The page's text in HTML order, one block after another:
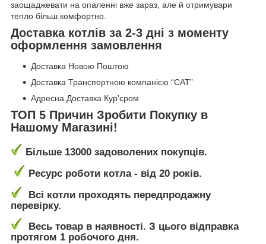
заощаджевати на опаленні вже зараз, але й отримувари
тепло більш комфортно.
Доставка котлів за 2-3 дні з моменту
оформлення замовлення
Доставка Новою Поштою
Доставка Транспортною компанією “САТ”
Адресна Доставка Кур'єром
ТОП 5 Причин Зробити Покупку в
Нашому Магазині!
Більше 13000 задоволених покупців.
Ресурс роботи котла - від 20 років.
Всі котли проходять передпродажну
перевірку.
Весь товар в наявності. З цього відправка
протягом 1 робочого дня.